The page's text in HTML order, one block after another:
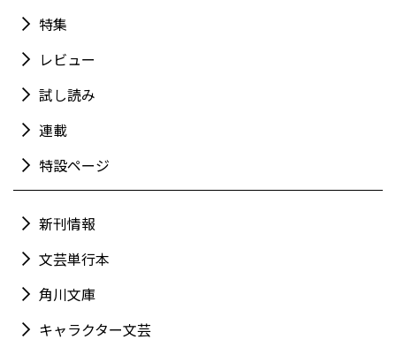
特集
レビュー
試し読み
連載
特設ページ
新刊情報
文芸単行本
角川文庫
キャラクター文芸